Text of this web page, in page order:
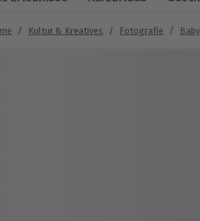
/ Kultur & Kreatives / Fotografie /